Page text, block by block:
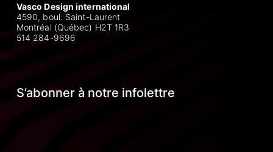
Vasco Design international
4590, boul. Saint-Laurent
Montréal (Québec) H2T 1R3
514 284-9696
S’abonner à notre infolettre